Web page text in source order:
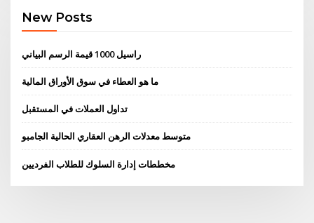
New Posts
راسيل 1000 قيمة الرسم البياني
ما هو العطاء في سوق الأوراق المالية
تداول العملات في المستقبل
متوسط ​​معدلات الرهن العقاري الحالية الجامبو
مخططات إدارة السلوك للطلاب الفرديين